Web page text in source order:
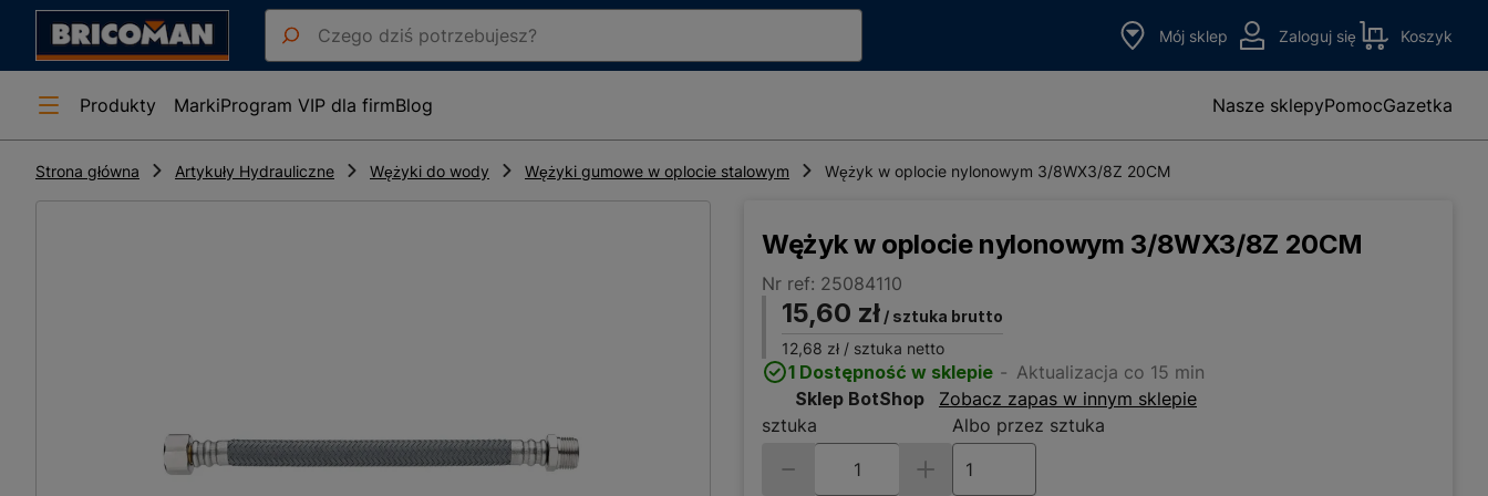
Mój sklep Zaloguj się Koszyk
Produkty MarkiProgram VIP dla firmBlog Nasze sklepyPomocGazetka
Strona główna Artykuły Hydrauliczne Wężyki do wody Wężyki gumowe w oplocie stalowym Wężyk w oplocie nylonowym 3/8WX3/8Z 20CM
Wężyk w oplocie nylonowym 3/8WX3/8Z 20CM
Nr ref: 25084110
15,60 zł / sztuka brutto
12,68 zł / sztuka netto
1 Dostępność w sklepie
Aktualizacja co 15 min
Sklep BotShop
Zobacz zapas w innym sklepie
sztuka
Albo przez sztuka